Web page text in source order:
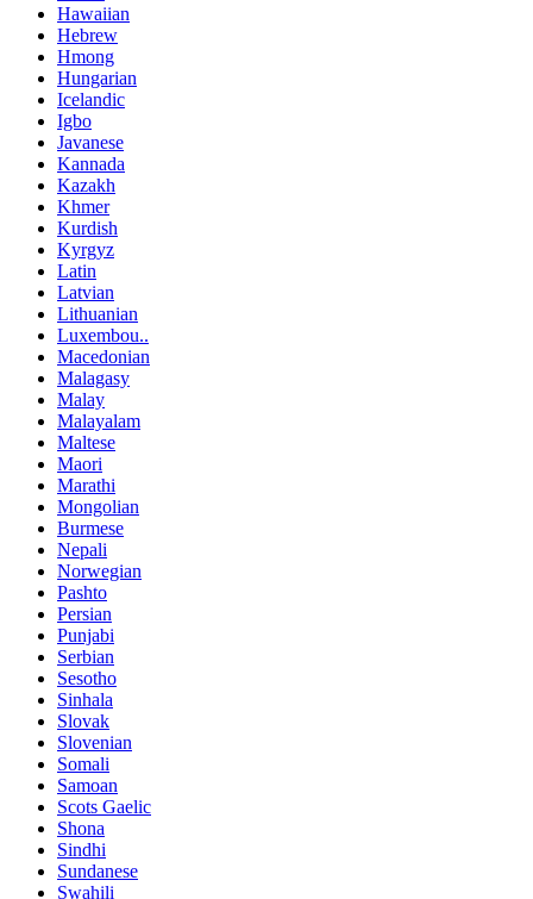
Hawaiian
Hebrew
Hmong
Hungarian
Icelandic
Igbo
Javanese
Kannada
Kazakh
Khmer
Kurdish
Kyrgyz
Latin
Latvian
Lithuanian
Luxembou..
Macedonian
Malagasy
Malay
Malayalam
Maltese
Maori
Marathi
Mongolian
Burmese
Nepali
Norwegian
Pashto
Persian
Punjabi
Serbian
Sesotho
Sinhala
Slovak
Slovenian
Somali
Samoan
Scots Gaelic
Shona
Sindhi
Sundanese
Swahili